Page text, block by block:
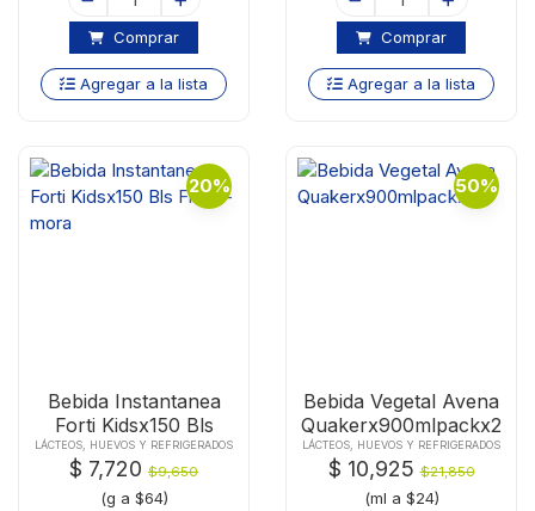
Comprar
Agregar a la lista
Comprar
Agregar a la lista
20%
Bebida Instantanea
Forti Kidsx150 Bls
Fresa-mora
LÁCTEOS, HUEVOS Y REFRIGERADOS
$ 7,720 $9,650
(g a $64)
50%
Bebida Vegetal Avena
Quakerx900mlpackx2
LÁCTEOS, HUEVOS Y REFRIGERADOS
$ 10,925$21,850
(ml a $24)